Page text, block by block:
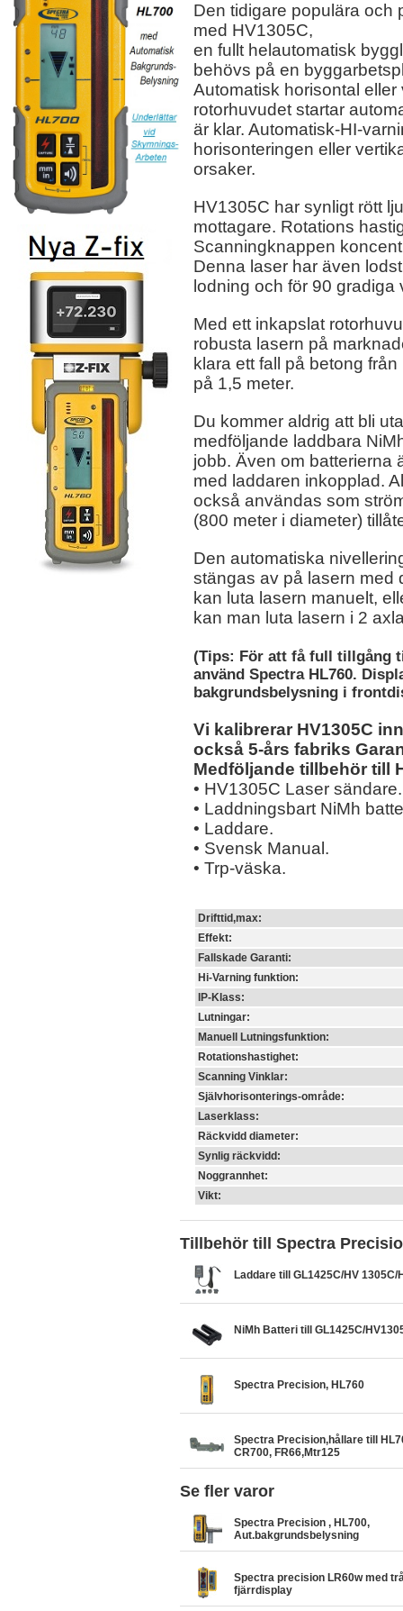
Den tidigare populära och
med HV1305C,
en fullt helautomatisk
behövs på en
Automatisk horisontal
rotorhuvudet startar
är klar. Automatisk-HI-
horisonteringen eller
orsaker.
HV1305C har synligt rött
mottagare. Rotations
Scanningknappen
Denna laser har även
lodning och för 90 gradiga
Med ett inkapslat
robusta lasern på
klara ett fall på betong
på 1,5 meter.
Du kommer aldrig att bli
medföljande laddbara
jobb. Även om batterierna
med laddaren inkopplad.
också användas som
(800 meter i diameter)
Den automatiska
stängas av på lasern med
kan luta lasern manuelt,
kan man luta lasern i 2
(Tips: För att få full tillgång
använd Spectra HL760.
bakgrundsbelysning i
Vi kalibrerar HV1305C
också 5-års fabriks
Medföljande tillbehör till
• HV1305C Laser sändare.
• Laddningsbart NiMh
• Laddare.
• Svensk Manual.
• Trp-väska.
Drifttid,max:
Effekt:
Fallskade Garanti:
Hi-Varning funktion:
IP-Klass:
Lutningar:
Manuell Lutningsfunktion:
Rotationshastighet:
Scanning Vinklar:
Självhorisonterings-område:
Laserklass:
Räckvidd diameter:
Synlig räckvidd:
Noggrannhet:
Vikt:
Tillbehör till Spectra
Laddare till GL1425C/HV 1305C/
NiMh Batteri till GL1425C/
Spectra Precision, HL760
Spectra Precision,hållare till
CR700, FR66,Mtr125
Se fler varor
Spectra Precision , HL700,
Aut.bakgrundsbelysning
Spectra precision LR60w med
fjärrdisplay